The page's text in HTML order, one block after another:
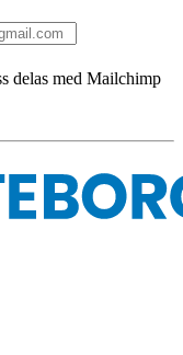
delas med Mailchimp